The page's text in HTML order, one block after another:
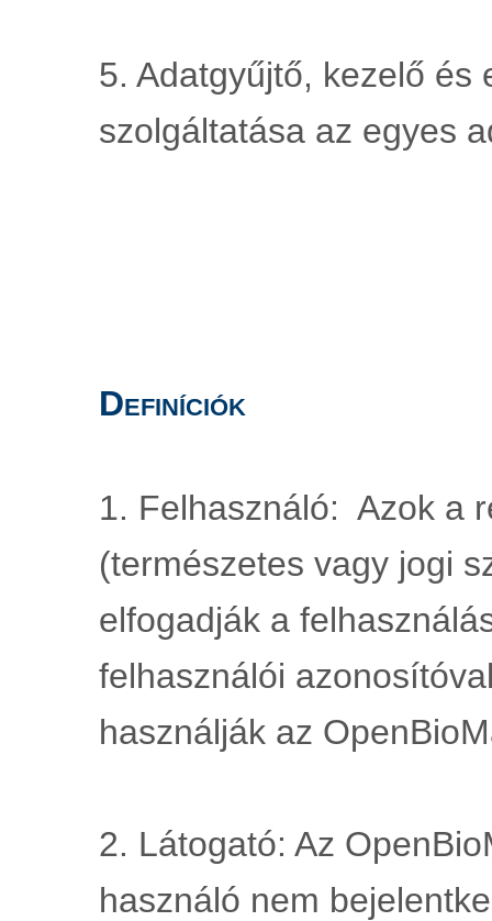
5. Adatgyűjtő, kezelő és
szolgáltatása az egyes
Definíciók
1. Felhasználó:  Azok a
(természetes vagy jogi
elfogadják a
felhasználói
használják az
2. Látogató: Az
használó nem